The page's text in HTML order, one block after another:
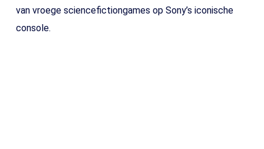
van vroege sciencefictiongames op Sony’s iconische
console.